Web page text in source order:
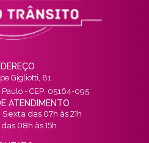
Gigliotti, 81
- CEP: 05164-095
ATENDIMENTO
das 07h às 21h
08h às 15h